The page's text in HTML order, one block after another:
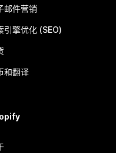
邮件营销
引擎优化 (SEO)
和翻译